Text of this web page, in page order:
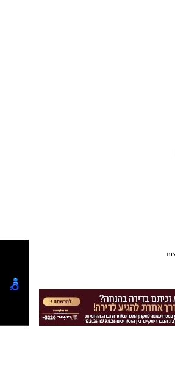
שטרם נחשף? צילומים מאירוע
בכתבה? נשמח שתשתפו